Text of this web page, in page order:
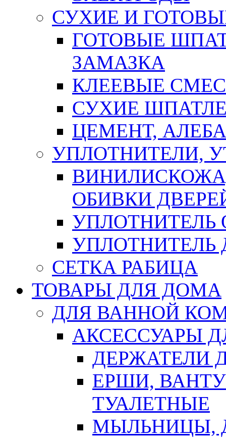
СУХИЕ И
ГОТОВЫЕ
ЗАМАЗКА
КЛЕЕВЫЕ
СУХИЕ
ЦЕМЕНТ,
УПЛОТНИТЕЛИ,
ОБИВКИ
УПЛОТНИТЕЛЬ
СЕТКА РАБИЦА
ТОВАРЫ ДЛЯ ДОМА
ДЛЯ ВАННОЙ
АКСЕССУАРЫ
ДЕРЖАТЕЛИ
ЕРШИ,
ТУАЛЕТНЫЕ
МЫЛЬНИЦЫ,